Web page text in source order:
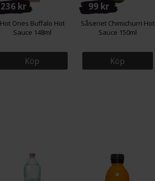
236 kr
Hot Ones Buffalo Hot
Sauce 148ml
Köp
99 kr
Såseriet Chimichurri Hot
Sauce 150ml
Köp